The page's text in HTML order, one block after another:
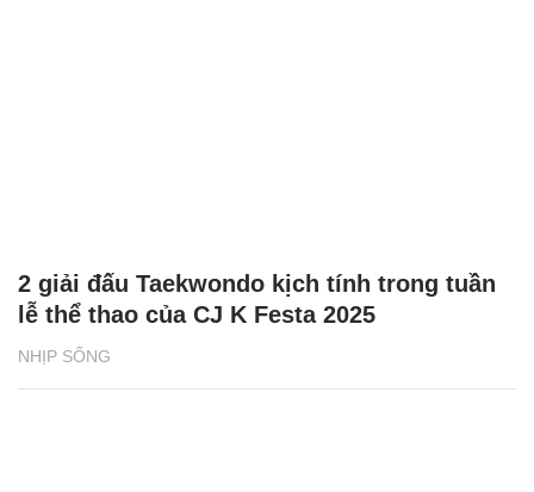
NHỊP SỐNG
2 giải đấu Taekwondo kịch tính trong tuần
lễ thể thao của CJ K Festa 2025